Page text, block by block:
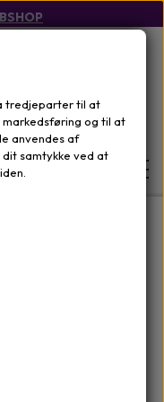
tredjeparter til at
og til at
anvendes af
samtykke ved at